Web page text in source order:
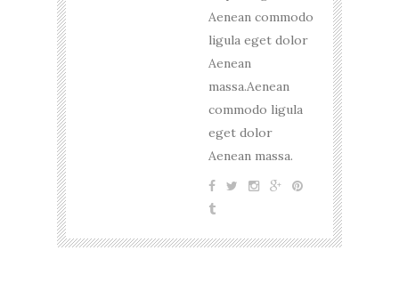
Aenean commodo
ligula eget dolor
Aenean
massa.Aenean
commodo ligula
eget dolor
Aenean massa.